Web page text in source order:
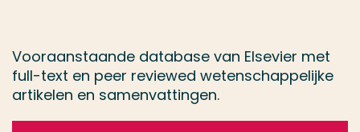
Vooraanstaande database van Elsevier met
full-text en peer reviewed wetenschappelijke
artikelen en samenvattingen.